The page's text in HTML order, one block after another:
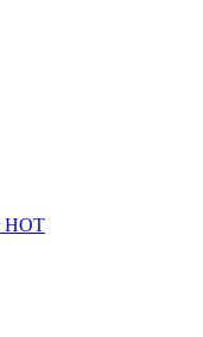
HOT